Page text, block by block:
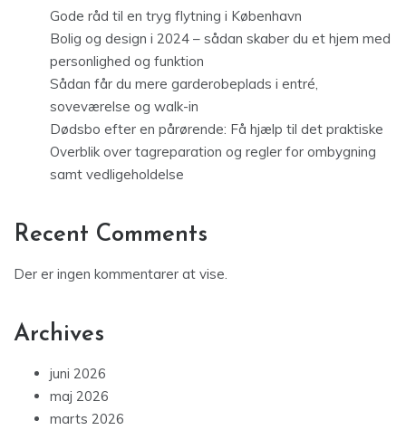
Gode råd til en tryg flytning i København
Bolig og design i 2024 – sådan skaber du et hjem med
personlighed og funktion
Sådan får du mere garderobeplads i entré,
soveværelse og walk-in
Dødsbo efter en pårørende: Få hjælp til det praktiske
Overblik over tagreparation og regler for ombygning
samt vedligeholdelse
Recent Comments
Der er ingen kommentarer at vise.
Archives
juni 2026
maj 2026
marts 2026